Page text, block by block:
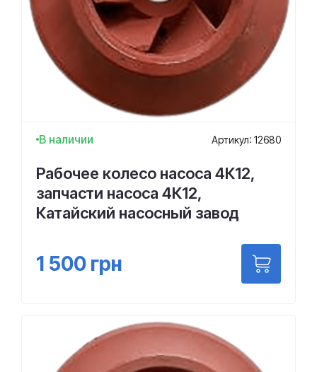
В наличии Артикул: 12680
Рабочее колесо насоса 4К12,
запчасти насоса 4К12,
Катайский насосный завод
1 500 грн